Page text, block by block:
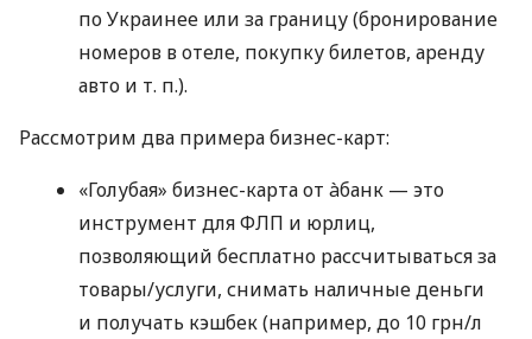
по Украинее или за границу (бронирование
номеров в отеле, покупку билетов, аренду
авто и т. п.).
Рассмотрим два примера бизнес-карт:
«Голубая» бизнес-карта от àбанк — это
инструмент для ФЛП и юрлиц,
позволяющий бесплатно рассчитываться за
товары/услуги, снимать наличные деньги
и получать кэшбек (например, до 10 грн/л